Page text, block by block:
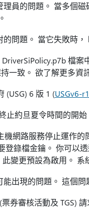
員的問題。 當多個
。
問題。 當它失敗時，
檔
一致。 欲了解更多資
(USG) 6 版 1 (USGv6-r1
止約旦夏令時間的開
機網路服務停止運作
登錄檔金鑰。 你可以
變更預設為啟用。 系
出現的問題。 這個問
券審核活動及 TGS)